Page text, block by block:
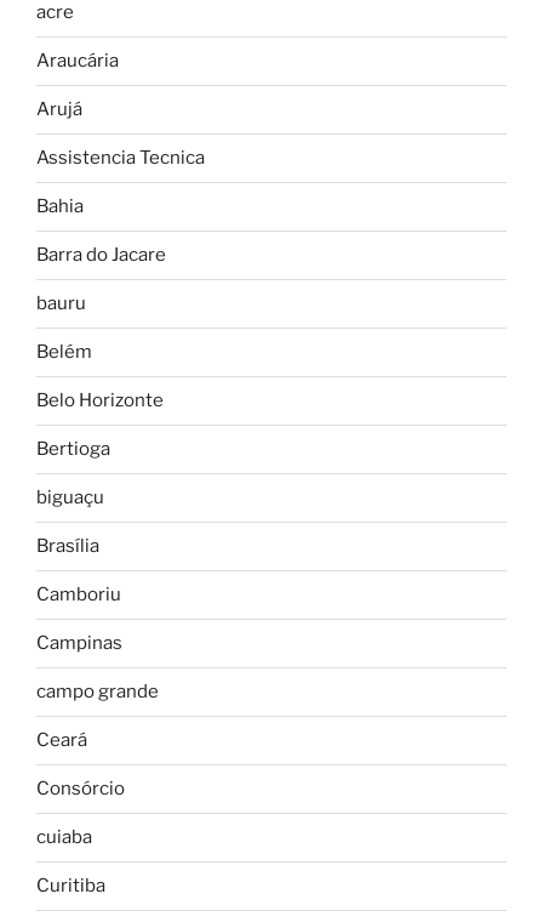
acre
Araucária
Arujá
Assistencia Tecnica
Bahia
Barra do Jacare
bauru
Belém
Belo Horizonte
Bertioga
biguaçu
Brasília
Camboriu
Campinas
campo grande
Ceará
Consórcio
cuiaba
Curitiba